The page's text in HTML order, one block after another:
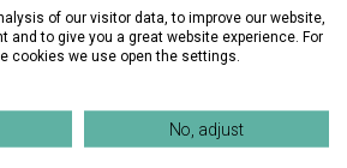
9788410029989
of our visitor data, to improve our website,
and to give you a great website experience. For
cookies we use open the settings.
No, adjust